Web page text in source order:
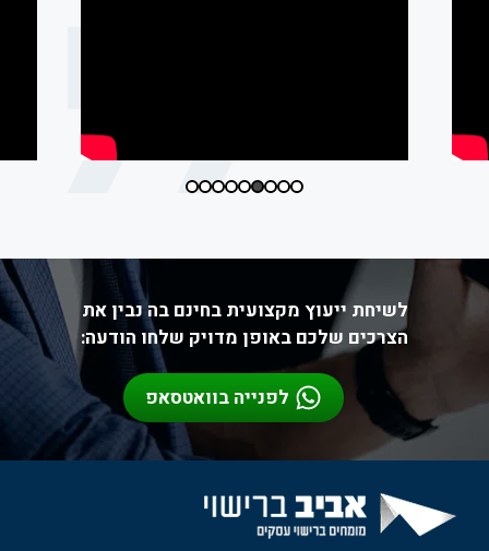
לשיחת ייעוץ מקצועית בחינם בה נבין את
הצרכים שלכם באופן מדויק שלחו הודעה:
לפנייה בוואטסאפ